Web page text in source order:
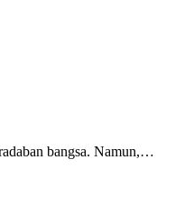
bangsa. Namun,…